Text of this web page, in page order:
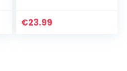
€23.99